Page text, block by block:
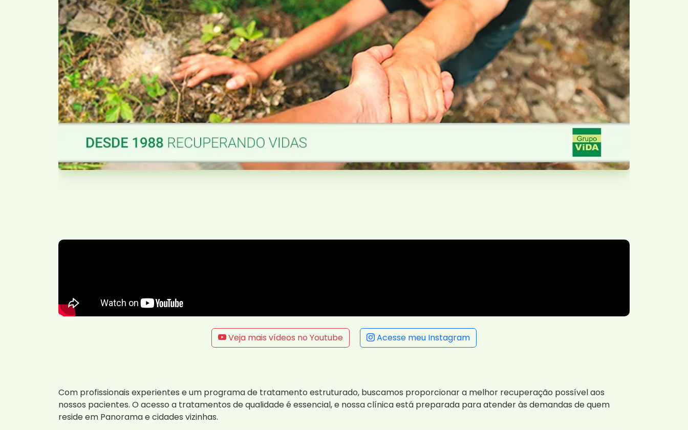
Veja mais vídeos no Youtube Acesse meu Instagram
Com profissionais experientes e um programa de tratamento estruturado, buscamos proporcionar a melhor recuperação possível aos
nossos pacientes. O acesso a tratamentos de qualidade é essencial, e nossa clínica está preparada para atender às demandas de quem
reside em Panorama e cidades vizinhas.